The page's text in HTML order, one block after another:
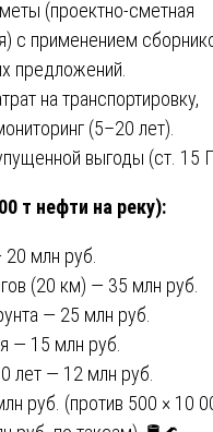
(проектно-сметная
с применением
предложений.
на транспортировку,
(5–20 лет).
выгоды (ст. 15
т нефти на реку):
млн руб.
(20 км) — 35 млн руб.
— 25 млн руб.
— 15 млн руб.
лет — 12 млн руб.
руб. (против 500 × 10